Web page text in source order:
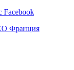
Facebook
Франция